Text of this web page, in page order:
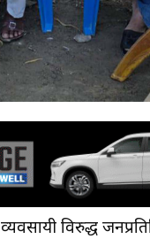
विरुद्ध